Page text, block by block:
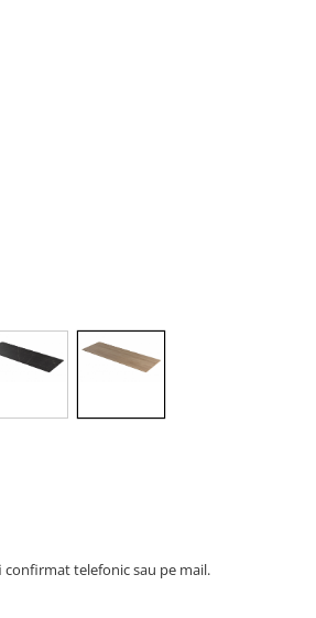
confirmat telefonic sau pe mail.